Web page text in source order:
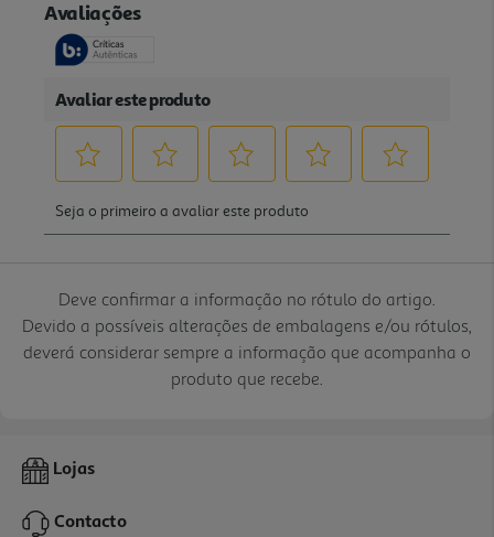
Deve confirmar a informação no rótulo do artigo.
Devido a possíveis alterações de embalagens e/ou rótulos,
deverá considerar sempre a informação que acompanha o
produto que recebe.
Lojas
Contacto